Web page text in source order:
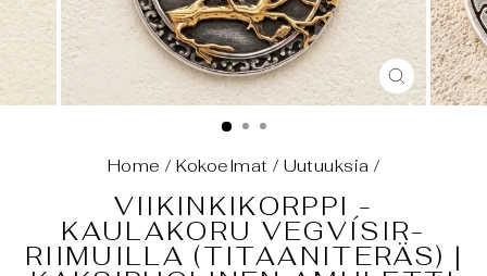
SULJE
(ESC)
Home / Kokoelmat / Uutuuksia /
VIIKINKIKORPPI -
KAULAKORU VEGVÍSIR-
RIIMUILLA (TITAANITERÄS) |